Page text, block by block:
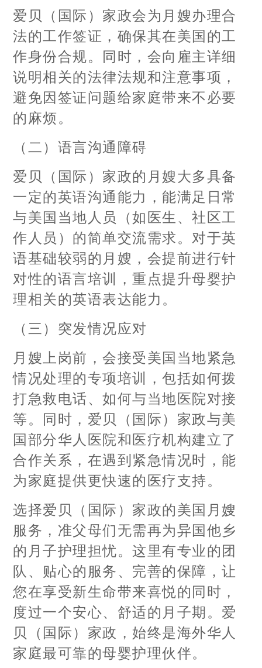
爱贝（国际）家政会为月嫂办理合
法的工作签证，确保其在美国的工
作身份合规。同时，会向雇主详细
说明相关的法律法规和注意事项，
避免因签证问题给家庭带来不必要
的麻烦。
（二）语言沟通障碍
爱贝（国际）家政的月嫂大多具备
一定的英语沟通能力，能满足日常
与美国当地人员（如医生、社区工
作人员）的简单交流需求。对于英
语基础较弱的月嫂，会提前进行针
对性的语言培训，重点提升母婴护
理相关的英语表达能力。
（三）突发情况应对
月嫂上岗前，会接受美国当地紧急
情况处理的专项培训，包括如何拨
打急救电话、如何与当地医院对接
等。同时，爱贝（国际）家政与美
国部分华人医院和医疗机构建立了
合作关系，在遇到紧急情况时，能
为家庭提供更快速的医疗支持。
选择爱贝（国际）家政的美国月嫂
服务，准父母们无需再为异国他乡
的月子护理担忧。这里有专业的团
队、贴心的服务、完善的保障，让
您在享受新生命带来喜悦的同时，
度过一个安心、舒适的月子期。爱
贝（国际）家政，始终是海外华人
家庭最可靠的母婴护理伙伴。